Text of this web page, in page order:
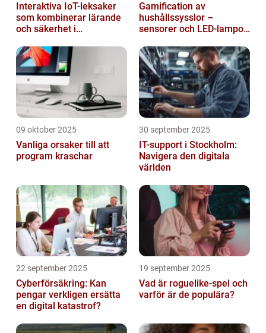
Interaktiva IoT-leksaker
som kombinerar lärande
och säkerhet i
Gamification av
hushållssysslor –
sensorer och LED-lampor
09 oktober 2025
Vanliga orsaker till att
program kraschar
30 september 2025
IT-support i Stockholm:
Navigera den digitala
världen
22 september 2025
Cyberförsäkring: Kan
pengar verkligen ersätta
en digital katastrof?
19 september 2025
Vad är roguelike-spel och
varför är de populära?